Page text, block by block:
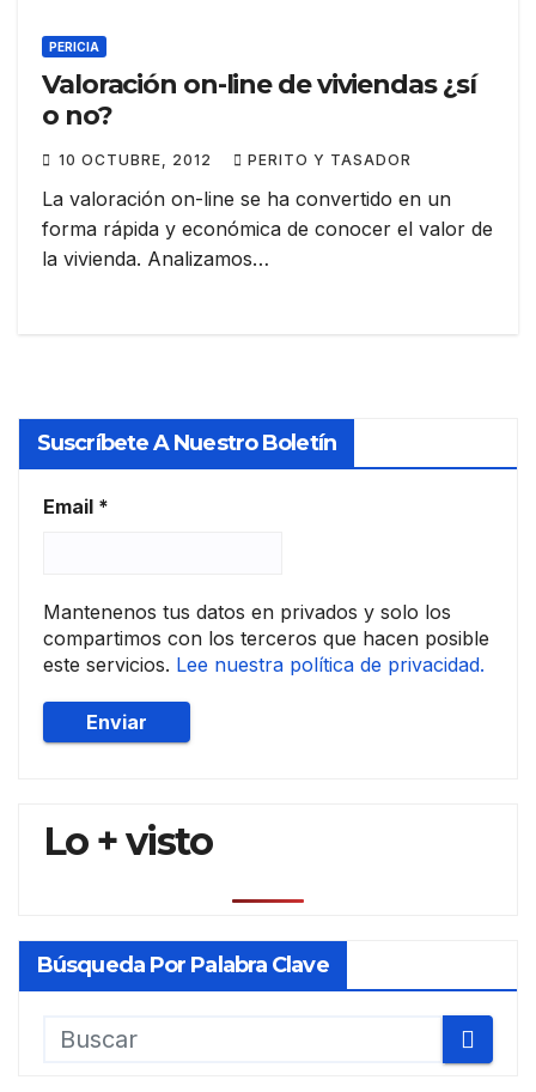
PERICIA
Valoración on-line de viviendas ¿sí
o no?
10 OCTUBRE, 2012 PERITO Y TASADOR
La valoración on-line se ha convertido en un
forma rápida y económica de conocer el valor de
la vivienda. Analizamos…
Suscríbete A Nuestro Boletín
Email *
Mantenenos tus datos en privados y solo los
compartimos con los terceros que hacen posible
este servicios. Lee nuestra política de privacidad.
Lo + visto
Búsqueda Por Palabra Clave